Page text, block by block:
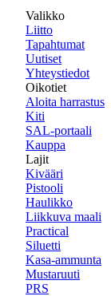
Valikko
Liitto
Tapahtumat
Uutiset
Yhteystiedot
Oikotiet
Aloita harrastus
Kiti
SAL-portaali
Kauppa
Lajit
Kivääri
Pistooli
Haulikko
Liikkuva maali
Practical
Siluetti
Kasa-ammunta
Mustaruuti
PRS